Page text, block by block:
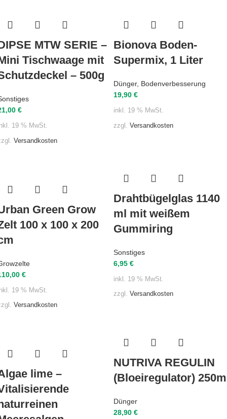
MTW SERIE –
Tischwaage mit
– 500g
€
19 % MwSt.
Versandkosten
Bionova Boden-
Supermix, 1 Liter
Dünger, Bodenverbesserung
19,90 €
inkl. 19 % MwSt.
zzgl. Versandkosten
Green Grow
100 x 100 x 200
€
19 % MwSt.
Versandkosten
Drahtbügelglas 1140
ml mit weißem
Gummiring
Sonstiges
6,95 €
inkl. 19 % MwSt.
zzgl. Versandkosten
lime –
NUTRIVA REGULIN
(Bloeiregulator)
Dünger
28,90 €